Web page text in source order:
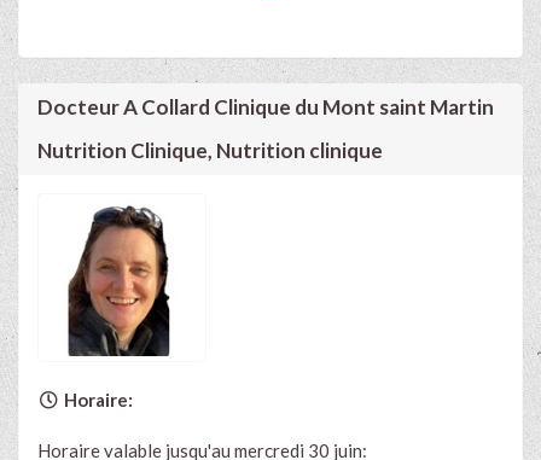
Docteur A Collard Clinique du Mont saint Martin
Nutrition Clinique, Nutrition clinique
Horaire:
Horaire valable jusqu'au mercredi 30 juin: